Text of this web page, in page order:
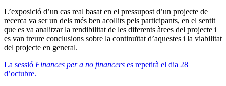
L’exposició d’un cas real basat en el pressupost d’un projecte de
recerca va ser un dels més ben acollits pels participants, en el sentit
que es va analitzar la rendibilitat de les diferents àrees del projecte i
es van treure conclusions sobre la continuïtat d’aquestes i la viabilitat
del projecte en general.
La sessió Finances per a no financers es repetirà el dia 28
d’octubre.